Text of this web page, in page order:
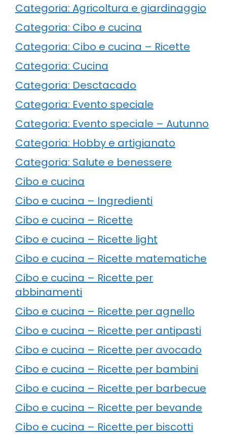
Categoria: Agricoltura e giardinaggio
Categoria: Cibo e cucina
Categoria: Cibo e cucina – Ricette
Categoria: Cucina
Categoria: Desctacado
Categoria: Evento speciale
Categoria: Evento speciale – Autunno
Categoria: Hobby e artigianato
Categoria: Salute e benessere
Cibo e cucina
Cibo e cucina – Ingredienti
Cibo e cucina – Ricette
Cibo e cucina – Ricette light
Cibo e cucina – Ricette matematiche
Cibo e cucina – Ricette per
abbinamenti
Cibo e cucina – Ricette per agnello
Cibo e cucina – Ricette per antipasti
Cibo e cucina – Ricette per avocado
Cibo e cucina – Ricette per bambini
Cibo e cucina – Ricette per barbecue
Cibo e cucina – Ricette per bevande
Cibo e cucina – Ricette per biscotti